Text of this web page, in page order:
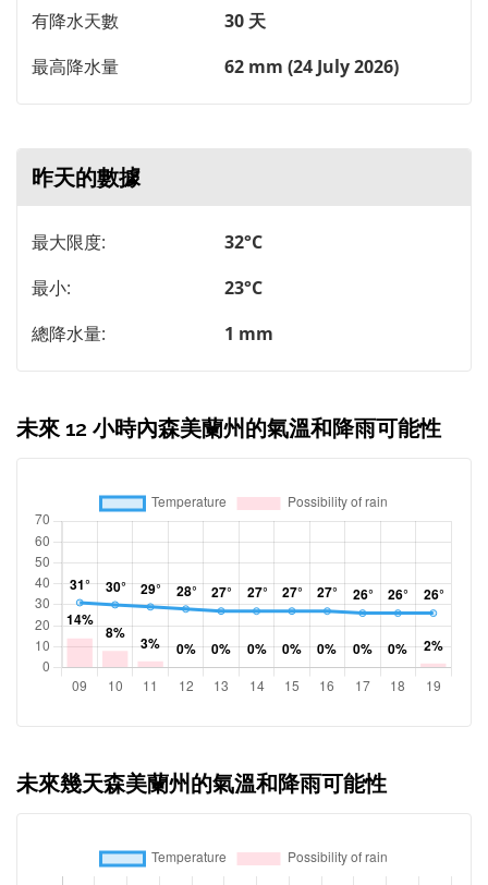
有降水天數
30 天
最高降水量
62 mm (24 July 2026)
昨天的數據
最大限度:
32°C
最小:
23°C
總降水量:
1 mm
未來 12 小時內森美蘭州的氣溫和降雨可能性
未來幾天森美蘭州的氣溫和降雨可能性